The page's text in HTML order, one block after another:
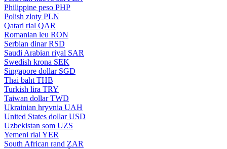
Philippine peso PHP
Polish zloty PLN
Qatari rial QAR
Romanian leu RON
Serbian dinar RSD
Saudi Arabian riyal SAR
Swedish krona SEK
Singapore dollar SGD
Thai baht THB
Turkish lira TRY
Taiwan dollar TWD
Ukrainian hryvnia UAH
United States dollar USD
Uzbekistan som UZS
Yemeni rial YER
South African rand ZAR